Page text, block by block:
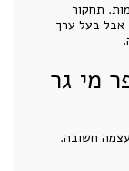
תחקור
אבל בעל ערך
מי גר
חשובה.